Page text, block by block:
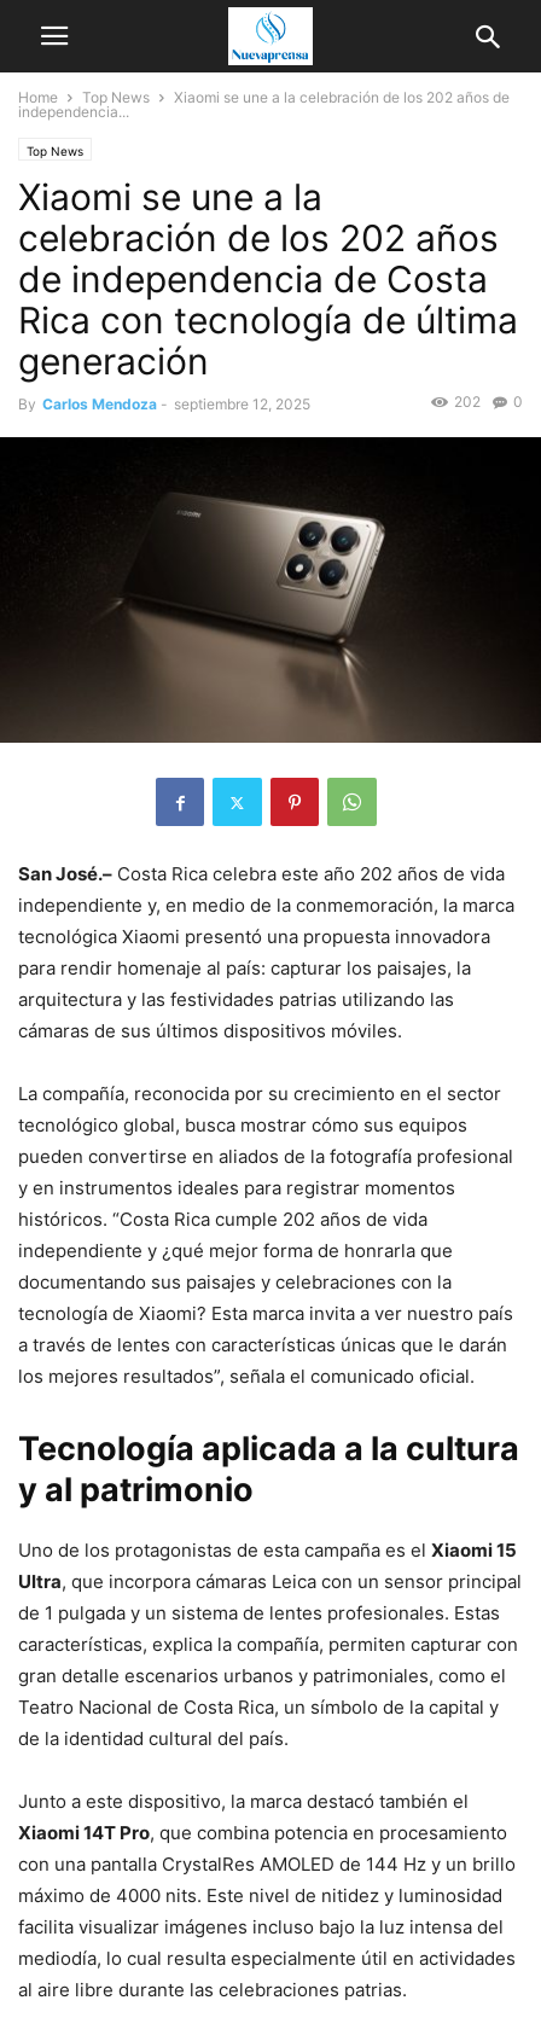
Home Top News
Xiaomi se une a la celebración de los 202 años de
independencia...
Top News
Xiaomi se une a la
celebración de los 202 años
de independencia de Costa
Rica con tecnología de última
generación
By Carlos Mendoza - septiembre 12, 2025 0
202
San José.– Costa Rica celebra este año 202 años de vida
independiente y, en medio de la conmemoración, la marca
tecnológica Xiaomi presentó una propuesta innovadora
para rendir homenaje al país: capturar los paisajes, la
arquitectura y las festividades patrias utilizando las
cámaras de sus últimos dispositivos móviles.
La compañía, reconocida por su crecimiento en el sector
tecnológico global, busca mostrar cómo sus equipos
pueden convertirse en aliados de la fotografía profesional
y en instrumentos ideales para registrar momentos
históricos. “Costa Rica cumple 202 años de vida
independiente y ¿qué mejor forma de honrarla que
documentando sus paisajes y celebraciones con la
tecnología de Xiaomi? Esta marca invita a ver nuestro país
a través de lentes con características únicas que le darán
los mejores resultados”, señala el comunicado oficial.
Tecnología aplicada a la cultura
y al patrimonio
Uno de los protagonistas de esta campaña es el Xiaomi 15
Ultra, que incorpora cámaras Leica con un sensor principal
de 1 pulgada y un sistema de lentes profesionales. Estas
características, explica la compañía, permiten capturar con
gran detalle escenarios urbanos y patrimoniales, como el
Teatro Nacional de Costa Rica, un símbolo de la capital y
de la identidad cultural del país.
Junto a este dispositivo, la marca destacó también el
Xiaomi 14T Pro, que combina potencia en procesamiento
con una pantalla CrystalRes AMOLED de 144 Hz y un brillo
máximo de 4000 nits. Este nivel de nitidez y luminosidad
facilita visualizar imágenes incluso bajo la luz intensa del
mediodía, lo cual resulta especialmente útil en actividades
al aire libre durante las celebraciones patrias.